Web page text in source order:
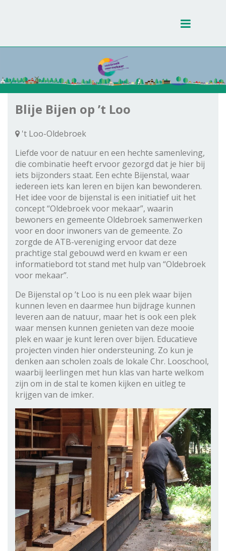
Toggle
Blije Bijen op ’t Loo
't Loo-Oldebroek
Liefde voor de natuur en een hechte samenleving,
die combinatie heeft ervoor gezorgd dat je hier bij
iets bijzonders staat. Een echte Bijenstal, waar
iedereen iets kan leren en bijen kan bewonderen.
Het idee voor de bijenstal is een initiatief uit het
concept “Oldebroek voor mekaar”, waarin
bewoners en gemeente Oldebroek samenwerken
voor en door inwoners van de gemeente. Zo
zorgde de ATB-vereniging ervoor dat deze
prachtige stal gebouwd werd en kwam er een
informatiebord tot stand met hulp van “Oldebroek
voor mekaar”.
De Bijenstal op ’t Loo is nu een plek waar bijen
kunnen leven en daarmee hun bijdrage kunnen
leveren aan de natuur, maar het is ook een plek
waar mensen kunnen genieten van deze mooie
plek en waar je kunt leren over bijen. Educatieve
projecten vinden hier ondersteuning. Zo kun je
denken aan scholen zoals de lokale Chr. Looschool,
waarbij leerlingen met hun klas van harte welkom
zijn om in de stal te komen kijken en uitleg te
krijgen van de imker.